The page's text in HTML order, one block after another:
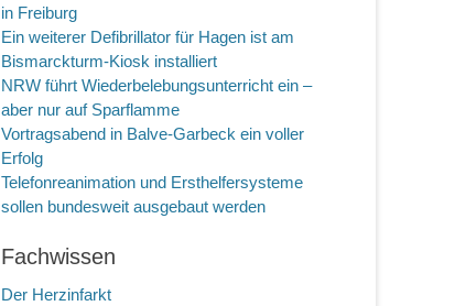
in Freiburg
Ein weiterer Defibrillator für Hagen ist am
Bismarckturm-Kiosk installiert
NRW führt Wiederbelebungsunterricht ein –
aber nur auf Sparflamme
Vortragsabend in Balve-Garbeck ein voller
Erfolg
Telefonreanimation und Ersthelfersysteme
sollen bundesweit ausgebaut werden
Fachwissen
Der Herzinfarkt